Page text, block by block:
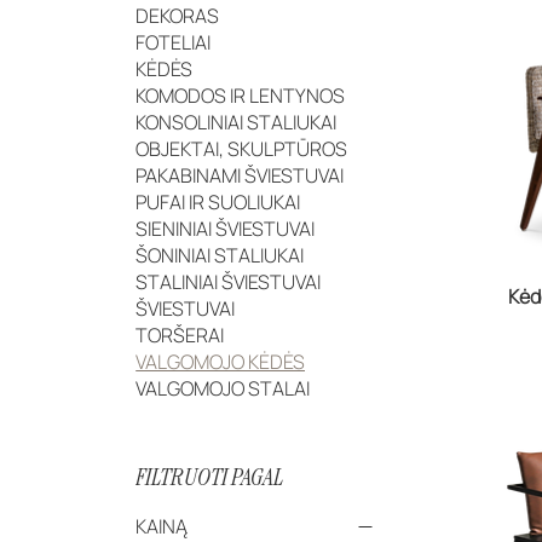
DEKORAS
FOTELIAI
KĖDĖS
KOMODOS IR LENTYNOS
KONSOLINIAI STALIUKAI
OBJEKTAI, SKULPTŪROS
PAKABINAMI ŠVIESTUVAI
PUFAI IR SUOLIUKAI
SIENINIAI ŠVIESTUVAI
ŠONINIAI STALIUKAI
STALINIAI ŠVIESTUVAI
ŠVIESTUVAI
TORŠERAI
VALGOMOJO KĖDĖS
VALGOMOJO STALAI
FILTRUOTI PAGAL
KAINĄ